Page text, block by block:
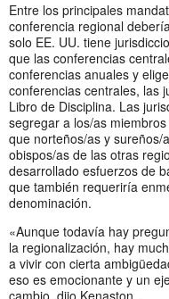
Entre los principales
conferencia regional
solo EE. UU. tiene
que las conferencias
conferencias anuales y
conferencias centrales, las
Libro de Disciplina. Las
segregar a los/as
que norteños/as y sureños/
obispos/as de las otras
desarrollado esfuerzos de
que también requeriría
denominación.
«Aunque todavía hay
la regionalización, hay
a vivir con cierta
eso es emocionante y un